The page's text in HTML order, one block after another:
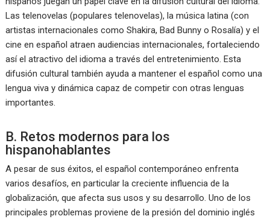
Las telenovelas (populares telenovelas), la música latina (con
artistas internacionales como Shakira, Bad Bunny o Rosalía) y el
cine en español atraen audiencias internacionales, fortaleciendo
así el atractivo del idioma a través del entretenimiento. Esta
difusión cultural también ayuda a mantener el español como una
lengua viva y dinámica capaz de competir con otras lenguas
importantes.
B. Retos modernos para los
hispanohablantes
A pesar de sus éxitos, el español contemporáneo enfrenta
varios desafíos, en particular la creciente influencia de la
globalización, que afecta sus usos y su desarrollo. Uno de los
principales problemas proviene de la presión del dominio inglés